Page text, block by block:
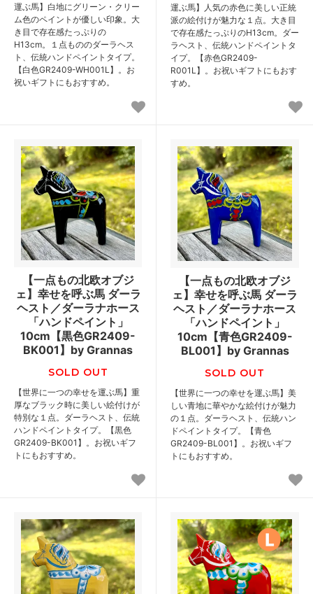
運ぶ馬】白地にグリーン・クリー
ム色のペイントが優しい印象。大
き目で存在感たっぷりの
H13cm。１点もののダーラヘス
ト、伝統ハンドペイントタイプ。
【白色GR2409-WH001L】。お
祝いギフトにもおすすめ。
運ぶ馬】人気の赤色に美しい正統
派の絵付けが魅力な１点。大き目
で存在感たっぷりのH13cm。ダー
ラヘスト、伝統ハンドペイントタ
イプ。【赤色GR2409-
R001L】。お祝いギフトにもおす
すめ。
【一点もの北欧オブジ
ェ】幸せを呼ぶ馬 ダーラ
ヘスト／ダーラナホース
「ハンドペイント」
10cm【黒色GR2409-
BK001】by Grannas
SOLD OUT
【世界に一つの幸せを運ぶ馬】重
厚なブラック時に美しい絵付けが
特別な１点。ダーラヘスト、伝統
ハンドペイントタイプ。【黒色
GR2409-BK001】。お祝いギフ
トにもおすすめ。
【一点もの北欧オブジ
ェ】幸せを呼ぶ馬 ダーラ
ヘスト／ダーラナホース
「ハンドペイント」
10cm【青色GR2409-
BL001】by Grannas
SOLD OUT
【世界に一つの幸せを運ぶ馬】美
しい青地に華やかな絵付けが魅力
の１点。ダーラヘスト、伝統ハン
ドペイントタイプ。【青色
GR2409-BL001】。お祝いギフ
トにもおすすめ。